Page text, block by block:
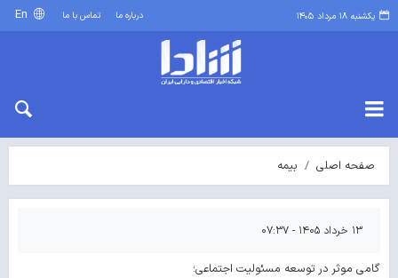
یکشنبه ۱۸ مرداد ۱۴۰۵ درباره ما تماس با ما
صفحه اصلی بیمه
۱۳ خرداد ۱۴۰۵ - ۰۷:۳۷
گامی موثر در توسعه مسئولیت اجتماعی؛